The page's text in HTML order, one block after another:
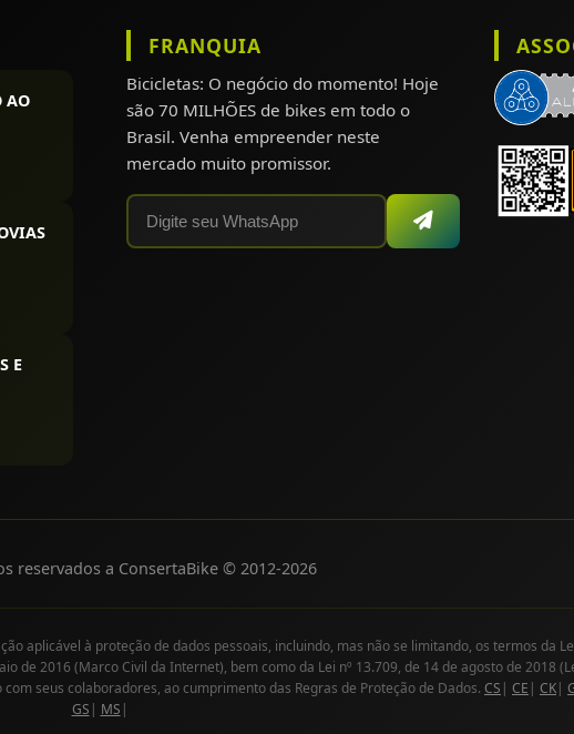
AO
E
FRANQUIA
Bicicletas: O negócio do momento! Hoje
são 70 MILHÕES de bikes em todo o
Brasil. Venha empreender neste
mercado muito promissor.
reservados a ConsertaBike © 2012-2026
aplicável à proteção de dados pessoais, incluindo, mas não se limitando, os termos da
de 2016 (Marco Civil da Internet), bem como da Lei nº 13.709, de 14 de agosto de 2018
seus colaboradores, ao cumprimento das Regras de Proteção de Dados. CS | CE | CK|
GS | MS |